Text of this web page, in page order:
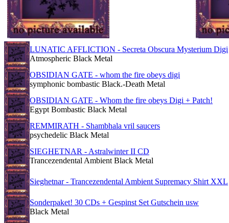
LUNATIC AFFLICTION - Secreta Obscura Mysterium Digi
Atmospheric Black Metal
OBSIDIAN GATE - whom the fire obeys digi
symphonic bombastic Black.-Death Metal
OBSIDIAN GATE - Whom the fire obeys Digi + Patch!
Egypt Bombastic Black Metal
REMMIRATH - Shambhala vril saucers
psychedelic Black Metal
SIEGHETNAR - Astralwinter II CD
Trancezendental Ambient Black Metal
Sieghetnar - Trancezendental Ambient Supremacy Shirt XXL
Sonderpaket! 30 CDs + Gespinst Set Gutschein usw
Black Metal